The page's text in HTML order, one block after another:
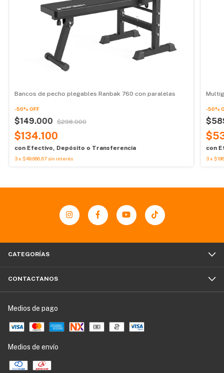
Bancos de pecho plegables Ranbak 760 con paralelas
-50% OFF
$149.000 $298.000
$134.100
con Efectivo, Depósito o Transferencia
3x $49.666,67sin interés
-50%
con
3 x
CATEGORÍAS
CONTACTANOS
Medios de pago
Medios de envío